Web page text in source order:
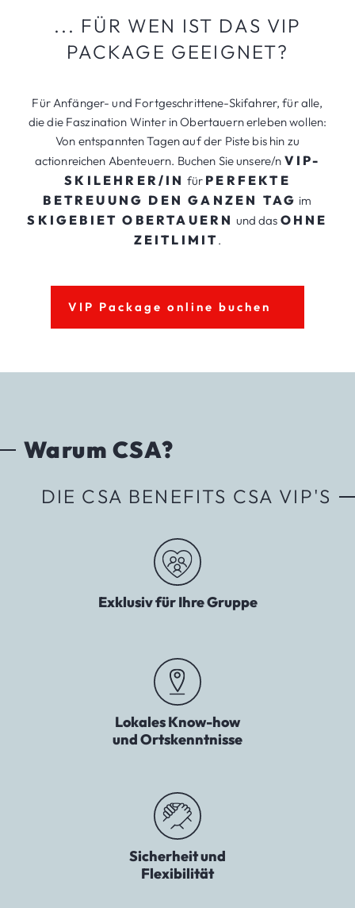
... FÜR WEN IST DAS VIP
PACKAGE GEEIGNET?
Für Anfänger- und Fortgeschrittene-Skifahrer, für alle,
die die Faszination Winter in Obertauern erleben wollen:
Von entspannten Tagen auf der Piste bis hin zu
actionreichen Abenteuern. Buchen Sie unsere/n VIP-
SKILEHRER/IN für PERFEKTE
BETREUUNG DEN GANZEN TAG im
SKIGEBIET OBERTAUERN und das OHNE
ZEITLIMIT .
VIP Package online buchen
Warum CSA?
DIE CSA BENEFITS CSA VIP'S
Exklusiv für Ihre Gruppe
Lokales Know-how
und Ortskenntnisse
Sicherheit und
Flexibilität